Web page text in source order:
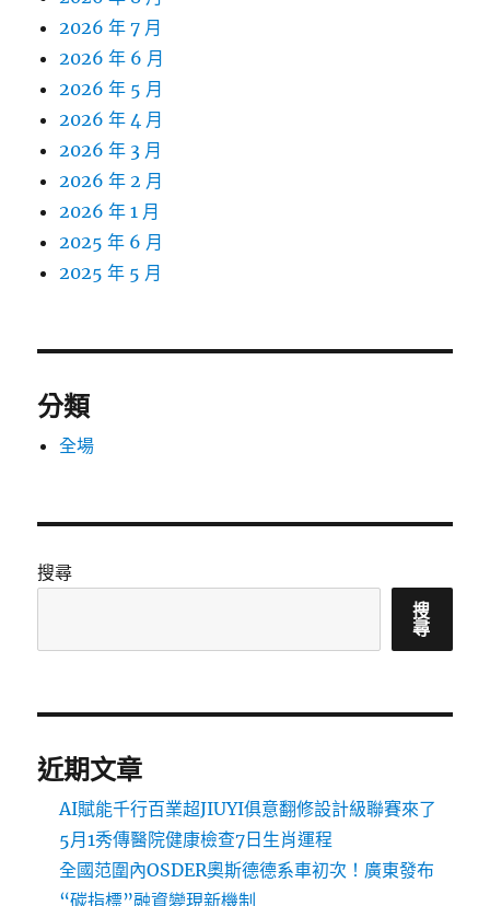
2026 年 7 月
2026 年 6 月
2026 年 5 月
2026 年 4 月
2026 年 3 月
2026 年 2 月
2026 年 1 月
2025 年 6 月
2025 年 5 月
分類
全場
搜尋
搜
尋
近期文章
AI賦能千行百業超JIUYI俱意翻修設計級聯賽來了
5月1秀傳醫院健康檢查7日生肖運程
全國范圍內OSDER奧斯德德系車初次！廣東發布
“碳指標”融資變現新機制